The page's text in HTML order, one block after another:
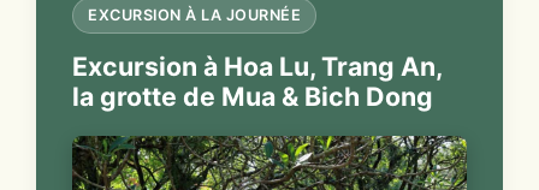
EXCURSION À LA JOURNÉE
Excursion à Hoa Lu, Trang An,
la grotte de Mua & Bich Dong